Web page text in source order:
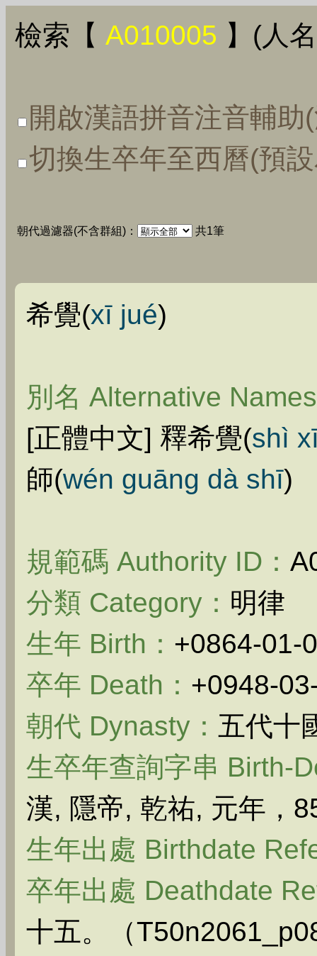
檢索【 A010005 】(人
開啟漢語拼音注音輔
切換生卒年至西曆(預
朝代過濾器(不含群組)： 共1筆
希覺(xī jué)
別名 Alternative
[正體中文] 釋希覺(shì
師(wén guāng dà shī)
規範碼 Authority ID：
分類 Category： 明律
生年 Birth： +0864-01-
卒年 Death： +0948-
朝代 Dynasty： 五代十
生卒年查詢字串 Birth-
漢, 隱帝, 乾祐, 元年，
生年出處 Birthdate
卒年出處 Deathdate
十五。（